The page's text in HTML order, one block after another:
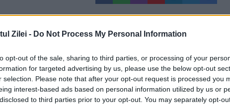
Zilei - Do Not Process My Personal Information
opt-out of the sale, sharing to third parties, or processing of your
for targeted advertising by us, please use the below opt-out
selection. Please note that after your opt-out request is processed you
interest-based ads based on personal information utilized by us or
to third parties prior to your opt-out. You may separately opt-